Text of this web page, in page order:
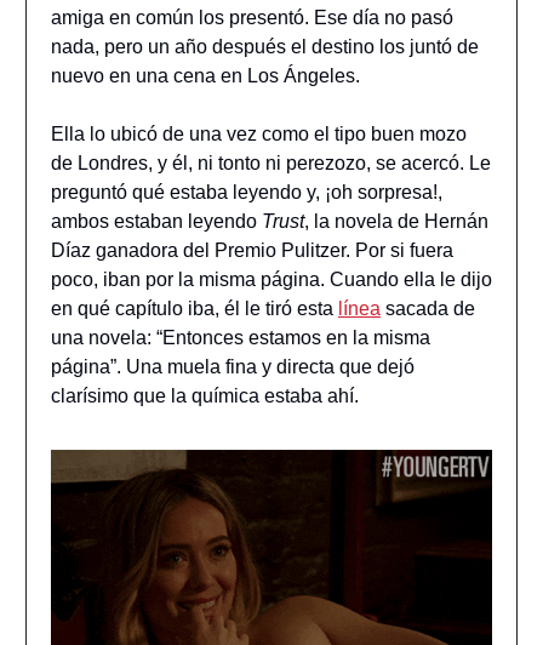
amiga en común los presentó. Ese día no pasó
nada, pero un año después el destino los juntó de
nuevo en una cena en Los Ángeles.
Ella lo ubicó de una vez como el tipo buen mozo
de Londres, y él, ni tonto ni perezozo, se acercó. Le
preguntó qué estaba leyendo y, ¡oh sorpresa!,
ambos estaban leyendo Trust, la novela de Hernán
Díaz ganadora del Premio Pulitzer. Por si fuera
poco, iban por la misma página. Cuando ella le dijo
en qué capítulo iba, él le tiró esta línea sacada de
una novela: “Entonces estamos en la misma
página”. Una muela fina y directa que dejó
clarísimo que la química estaba ahí.